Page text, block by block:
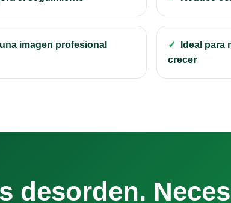
imagen profesional
Ideal para
crecer
desorden.